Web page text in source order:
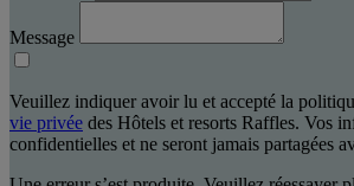
Message
Veuillez indiquer avoir lu et accepté la
vie privée des Hôtels et resorts Raffles. Vos
confidentielles et ne seront jamais partagées